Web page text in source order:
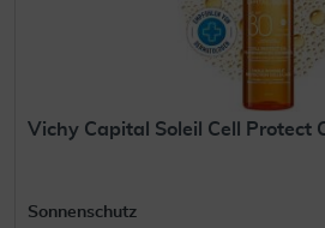
Vichy Capital Soleil Cell Protect
Sonnenschutz